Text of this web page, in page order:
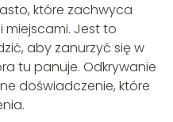
które zachwyca
miejscami. Jest to
aby zanurzyć się w
tu panuje. Odkrywanie
doświadczenie, które